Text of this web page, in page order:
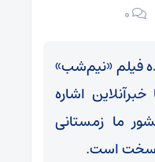
۰
فیلم «نیم‌شب»
اشاره
ما زمستانی
سخت است.